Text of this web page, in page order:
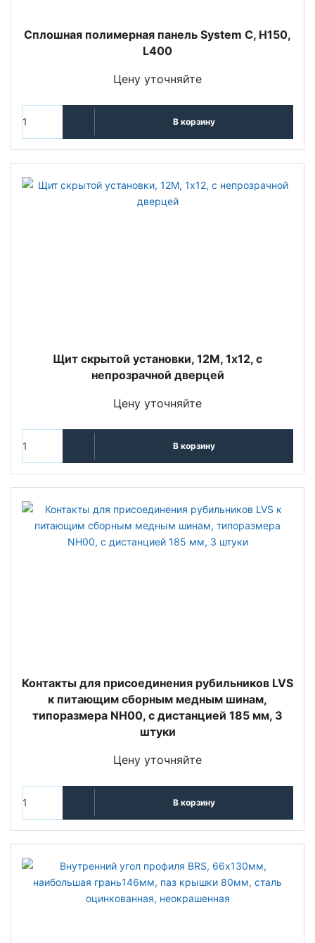
Сплошная полимерная панель System C, H150,
L400
Цену уточняйте
В корзину
Щит скрытой установки, 12М, 1х12, с
непрозрачной дверцей
Цену уточняйте
В корзину
Контакты для присоединения рубильников LVS
к питающим сборным медным шинам,
типоразмера NH00, с дистанцией 185 мм, 3
штуки
Цену уточняйте
В корзину